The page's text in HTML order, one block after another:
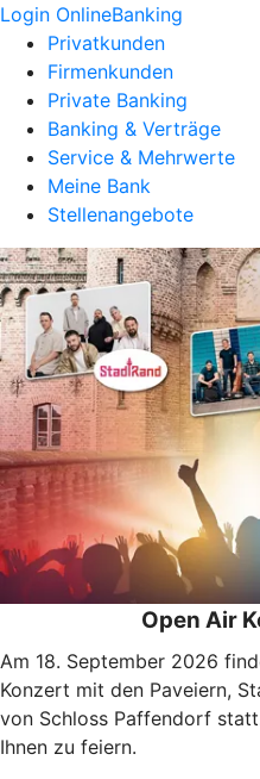
Login OnlineBanking
Privatkunden
Firmenkunden
Private Banking
Banking & Verträge
Service & Mehrwerte
Meine Bank
Stellenangebote
Open Air
Am 18. September 2026
Konzert mit den Paveiern,
von Schloss Paffendorf
Ihnen zu feiern.